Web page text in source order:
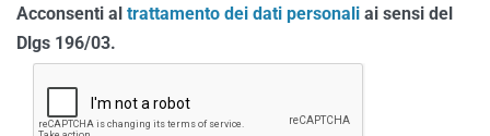
Acconsenti al trattamento dei dati personali ai sensi del
Dlgs 196/03.